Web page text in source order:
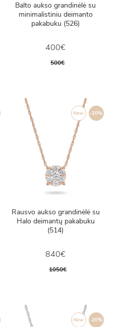
Balto aukso grandinėlė su
minimalistiniu deimanto
pakabuku (526)
400€
500€
-20%
New
Rausvo aukso grandinėlė su
Halo deimantų pakabuku
(514)
840€
1050€
-20%
New